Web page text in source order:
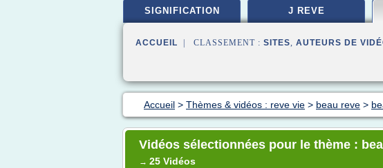
SIGNIFICATION J REVE
ACCUEIL | CLASSEMENT : SITES, AUTEURS DE
Accueil > Thèmes & vidéos : reve vie > beau reve >
Vidéos sélectionnées pour le thème :
→ 25 Vidéos